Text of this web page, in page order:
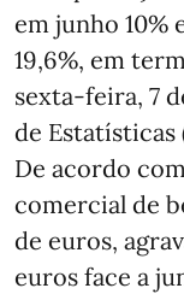
em junho 10%
19,6%, em
sexta-feira, 7
de Estatísticas
De acordo
comercial de
de euros,
euros face a